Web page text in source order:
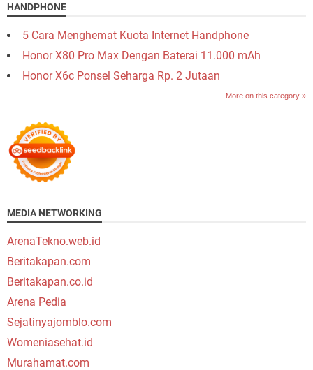
HANDPHONE
5 Cara Menghemat Kuota Internet Handphone
Honor X80 Pro Max Dengan Baterai 11.000 mAh
Honor X6c Ponsel Seharga Rp. 2 Jutaan
More on this category »
MEDIA NETWORKING
ArenaTekno.web.id
Beritakapan.com
Beritakapan.co.id
Arena Pedia
Sejatinyajomblo.com
Womeniasehat.id
Murahamat.com